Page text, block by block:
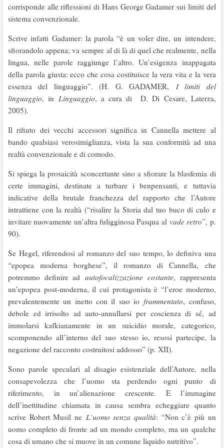
corrisponde alle riflessioni di Hans George Gadamer sui limiti del
sistema convenzionale.
Scrive infatti Gadamer: la parola “è un voler dire, un intendere,
sfiorandolo appena; va sempre al di là di quel che realmente, nella
lingua, nelle parole raggiunge l’altro. Un’esigenza inappagata
della parola giusta: ecco che cosa costituisce la vera vita e la vera
essenza del linguaggio”. (H. G. GADAMER, I limiti del
linguaggio, inLinguaggio, a cura di D. Di Cesare, Laterza,
2005).
Il rifiuto dei vecchi accessori significa in Cannella mettere al
bando qualsiasi verosimiglianza, vista la sua conformità ad una
realtà convenzionale e di comodo.
Si spiega la prosaicità sconcertante sino a sfiorare la blasfemia di
certe immagini, destinate a turbare i benpensanti, e tuttavia
indicative della brutale franchezza del rapporto che l’Autore
intrattiene con la realtà (“risalire la Storia dal tuo buco di culo e
invitare nuovamente un’altra fuligginosa Pasqua al vade retro”, p.
90).
Se Hegel, riferendosi al romanzo del suo tempo, lo definiva una
“epopea moderna borghese”, il romanzo di Cannella, che
potremmo definire adautofocalizzazione costante, rappresenta
un’epopea post-moderna, il cui protagonista è “l’eroe moderno,
prevalentemente un inetto con il suo ioframmentato, confuso,
debole ed irrisolto ad auto-annullarsi per coscienza di sé, ad
immolarsi kafkianamente in un suicidio morale, categorico,
scomponendo all’interno del suo stesso io, resosi partecipe, la
negazione del racconto costruitosi addosso” (p. XII).
Sono parole speculari al disagio esistenziale dell’Autore, nella
consapevolezza che l’uomo sta perdendo ogni punto di
riferimento, in un’alienazione crescente. E l’immagine
dell’inettitudine chiamata in causa sembra echeggiare quanto
scrive Robert Musil ne L’uomo senza qualità: “Non c’è più un
uomo completo di fronte ad un mondo completo, ma un qualche
cosa di umano che si muove in un comune liquido nutritivo”.